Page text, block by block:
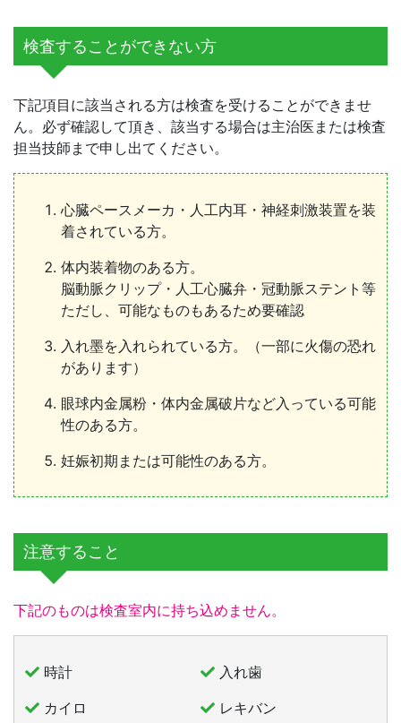
検査することができない方
下記項目に該当される方は検査を受けることができませ
ん。必ず確認して頂き、該当する場合は主治医または検査
担当技師まで申し出てください。
心臓ペースメーカ・人工内耳・神経刺激装置を装
着されている方。
体内装着物のある方。
脳動脈クリップ・人工心臓弁・冠動脈ステント等
ただし、可能なものもあるため要確認
入れ墨を入れられている方。（一部に火傷の恐れ
があります）
眼球内金属粉・体内金属破片など入っている可能
性のある方。
妊娠初期または可能性のある方。
注意すること
下記のものは検査室内に持ち込めません。
時計
入れ歯
カイロ
レキバン